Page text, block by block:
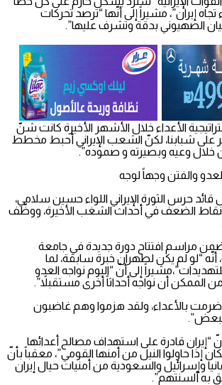
تجاه إيران”، مشيراً إلى أنّها “ترصد تحركات
الصهيوني بدقة وتشرف عليها”.
الأعداء خلال الأشهر الأخيرة كانت شنّ
على شبابنا، لكنّ الشعب الإيراني أحبط مخطط
خلال وعيه وبصيرته و صموده”.
والفتن وجهاً لوجه
حرس الثورة الإيراني اللواء حسين سلامي،
الضعف في أحداث الشغب الأخيرة، ووظّف
مراسم افتتاح دورة جديدة في جامعة
“لو لم يكن لطهران خبرة سابقة، لما
إلى أنّ “اليوم نواجه العدو
الممكن أن نواجه أحداثاً أخرى مستقبلاً”.
أضرمت بالأعداء، ولقد هزموا وهم غاضبون
قادرة على استهداف مصالح أعدائها
إذا حاولوا النيل من أمنها القومي”، معقباً بأنّ
وإسرائيل والسعودية من أمنيات حيال إيران
به ألسنتهم”.